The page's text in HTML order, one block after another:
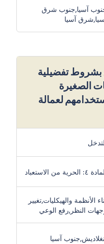
آسيا,جنوب شرق
آسيا
تفضيلية
الصغيرة
لعمالة
الحرية من الاستعباد
الأنظمة والهيكليات,تغيير
النظر,رفع الوعي
آسيا